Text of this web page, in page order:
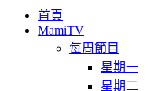
首頁
MamiTV
每周節目
星期一
星期二